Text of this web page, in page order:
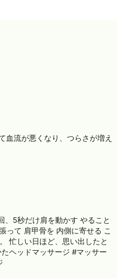
血流が悪くなり、つらさが増え
5秒だけ肩を動かす やること
て 肩甲骨を 内側に寄せる こ
忙しい日ほど、思い出したと
ヘッドマッサージ #マッサー